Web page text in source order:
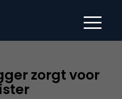
zorgt voor